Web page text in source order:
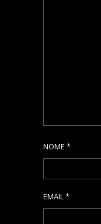
NOME *
EMAIL*